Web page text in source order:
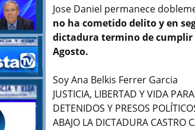
Jose Daniel permanece
no ha cometido delito y en
dictadura termino de cumplir
Agosto.
Soy Ana Belkis Ferrer Garcia
JUSTICIA, LIBERTAD Y VIDA
DETENIDOS Y PRESOS
ABAJO LA DICTADURA CASTRO